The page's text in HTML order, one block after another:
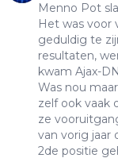
Menno Pot
Het was voor
geduldig te
resultaten,
kwam Ajax-
Was nou
zelf ook vaak
ze
van vorig jaar
2de positie